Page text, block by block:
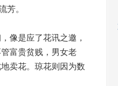
芳。
像是应了花讯之邀，
富贵贫贱，男女老
卖花。琼花则因为数